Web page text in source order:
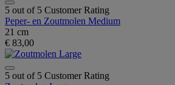
5 out of 5 Customer Rating
Peper- en Zoutmolen Medium
21 cm
€ 83,00
5 out of 5 Customer Rating